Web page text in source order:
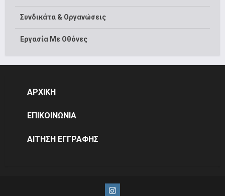
Συνδικάτα & Οργανώσεις
Εργασία Με Οθόνες
ΑΡΧΙΚΗ
ΕΠΙΚΟΙΝΩΝΙΑ
ΑΙΤΗΣΗ ΕΓΓΡΑΦΗΣ
Instagram